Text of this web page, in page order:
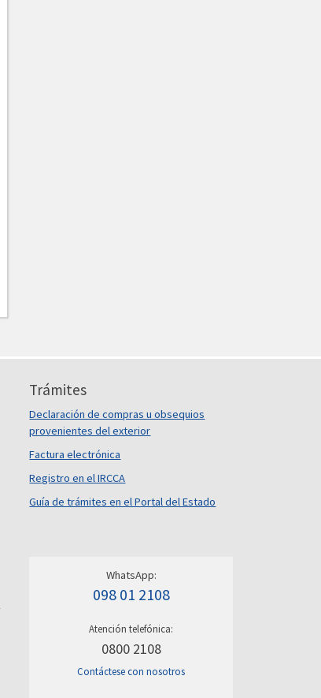
Trámites
Declaración de compras u obsequios
provenientes del exterior
Factura electrónica
Registro en el IRCCA
Guía de trámites en el Portal del Estado
WhatsApp:
098 01 2108
Atención telefónica:
0800 2108
Contáctese con nosotros